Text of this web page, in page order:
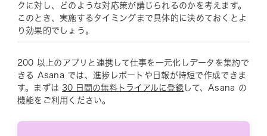
クに対し、どのような対応策が講じられるのかを考えます。
このとき、実施するタイミングまで具体的に決めておくとよ
り効果的でしょう。
200 以上のアプリと連携して仕事を一元化しデータを集約で
きる Asana では、進捗レポートや日報が時短で作成できま
す。まずは30 日間の無料トライアルに登録 して、Asana の
機能をご利用ください。